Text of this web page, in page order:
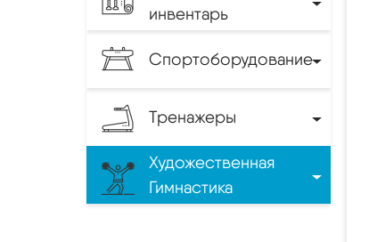
инвентарь
Спортоборудование
Тренажеры
Художественная
Гимнастика